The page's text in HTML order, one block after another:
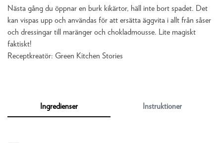
Nästa gång du öppnar en burk kikärtor, häll inte bort spadet. Det
kan vispas upp och användas för att ersätta äggvita i allt från såser
och dressingar till maränger och chokladmousse. Lite magiskt
faktiskt!
Receptkreatör: Green Kitchen Stories
Ingredienser Instruktioner